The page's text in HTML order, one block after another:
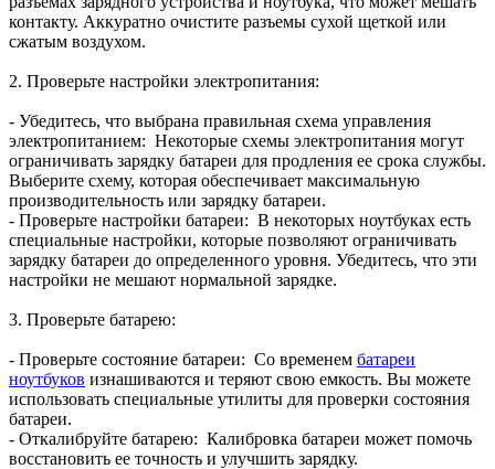
контакту. Аккуратно очистите разъемы сухой щеткой или
сжатым воздухом.
2. Проверьте настройки электропитания:
- Убедитесь, что выбрана правильная схема управления
электропитанием: Некоторые схемы электропитания могут
ограничивать зарядку батареи для продления ее срока службы.
Выберите схему, которая обеспечивает максимальную
производительность или зарядку батареи.
- Проверьте настройки батареи: В некоторых ноутбуках есть
специальные настройки, которые позволяют ограничивать
зарядку батареи до определенного уровня. Убедитесь, что эти
настройки не мешают нормальной зарядке.
3. Проверьте батарею:
- Проверьте состояние батареи: Со временем батареи
ноутбуков изнашиваются и теряют свою емкость. Вы можете
использовать специальные утилиты для проверки состояния
батареи.
- Откалибруйте батарею: Калибровка батареи может помочь
восстановить ее точность и улучшить зарядку.